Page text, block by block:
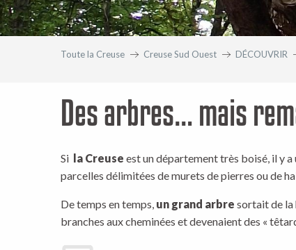
Toute la Creuse Creuse Sud Ouest DÉCOUVRIR
Des arbres… mais
Si la Creuse est un département très boisé, il y
parcelles délimitées de murets de pierres ou de
De temps en temps, un grand arbre sortait de la
branches aux cheminées et devenaient des «